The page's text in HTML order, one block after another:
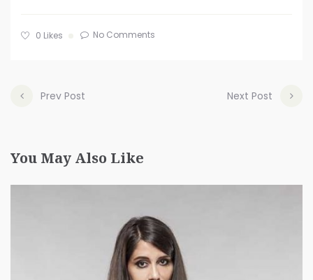
0 Likes No Comments
Prev Post Next Post
You May Also Like